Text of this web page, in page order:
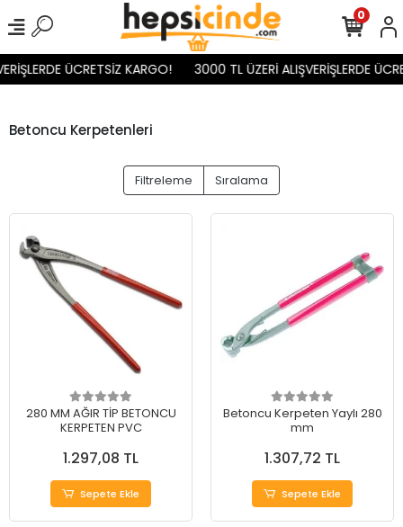
ÜCRETSİZ KARGO! 3000 TL ÜZERİ ALIŞVERİŞLERDE
0
Betoncu Kerpetenleri
Filtreleme Sıralama
280 MM AĞIR TİP BETONCU
KERPETEN PVC
1.297,08 TL
Sepete Ekle
Betoncu Kerpeten Yaylı 280
mm
1.307,72 TL
Sepete Ekle